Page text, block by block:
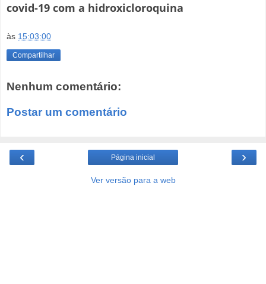
covid-19 com a hidroxicloroquina
às 15:03:00
Compartilhar
Nenhum comentário:
Postar um comentário
‹ ›
Página inicial
Ver versão para a web